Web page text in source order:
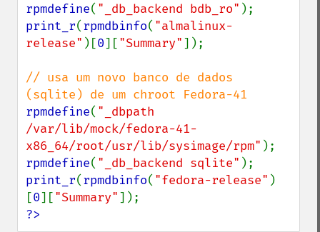
rpmdefine( "_db_backend bdb_ro"
print_r(rpmdbinfo( "almalinux-
release" )[0]["Summary"]);
// usa um novo banco de dados
rpmdefine( "_dbpath
/var/lib/mock/fedora-41-
x86_64/root/usr/lib/sysimage/rpm"
rpmdefine( "_db_backend sqlite"
print_r(rpmdbinfo( "fedora-release" )
[0]["Summary"
?>